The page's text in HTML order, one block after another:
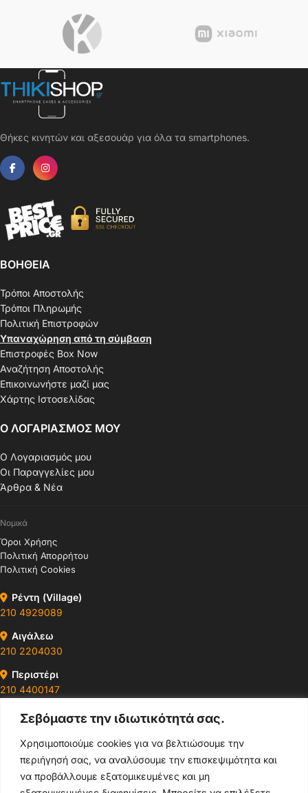
Σεβόμαστε την ιδιωτικότητά σας.
Χρησιμοποιούμε cookies για να βελτιώσουμε την
περιήγησή σας, να αναλύσουμε την επισκεψιμότητα και
να προβάλλουμε εξατομικευμένες και μη
Θήκες κινητών και αξεσουάρ για όλα τα smartphones.
ΒΟΗΘΕΙΑ
Τρόποι Αποστολής
Τρόποι Πληρωμής
Πολιτική Επιστροφών
Υπαναχώρηση από τη σύμβαση
Επιστροφές Box Now
Αναζήτηση Αποστολής
Επικοινωνήστε μαζί μας
Χάρτης Ιστοσελίδας
Ο ΛΟΓΑΡΙΑΣΜΟΣ ΜΟΥ
Ο Λογαριασμός μου
Οι Παραγγελίες μου
Άρθρα & Νέα
Νομικά
Όροι Χρήσης
Πολιτική Απορρήτου
Πολιτική Cookies
Ρέντη (Village)
210 4929089
Αιγάλεω
210 2204030
Περιστέρι
210 4400147
Ωράρια & Διευθύνσεις →
210 4929089
Κεντρικό τηλέφωνο